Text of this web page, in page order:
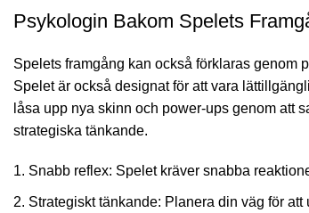
Psykologin Bakom Spelets
Spelets framgång kan också förklaras genom
Spelet är också designat för att vara
låsa upp nya skinn och power-ups genom att
strategiska tänkande.
Snabb reflex: Spelet kräver snabba
Strategiskt tänkande: Planera din väg för